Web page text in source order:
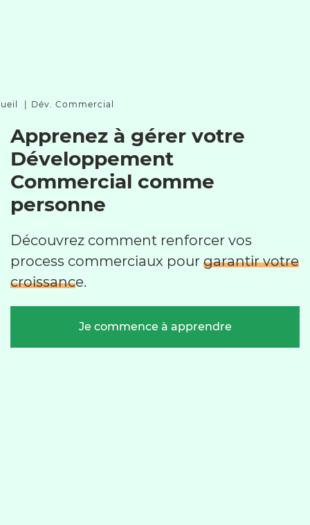
Dév. Commercial
Apprenez à gérer votre
Développement
Commercial comme
personne
Découvrez comment renforcer vos
process commerciaux pour garantir votre
croissance.
Je commence à apprendre